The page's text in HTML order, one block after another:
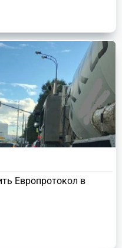
Европротокол в